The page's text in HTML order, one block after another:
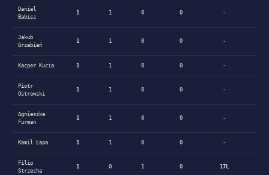
Daniel
Babisz
1 1 0 0 -
Jakub
Grzebień
1 1 0 0 -
Kacper Kucia 1 1 0 0 -
Piotr
Ostrowski
1 1 0 0 -
Agnieszka
Furman
1 1 0 0 -
Kamil Łapa 1 1 0 0 -
Filip
Strzecha
1 0 1 0 17L